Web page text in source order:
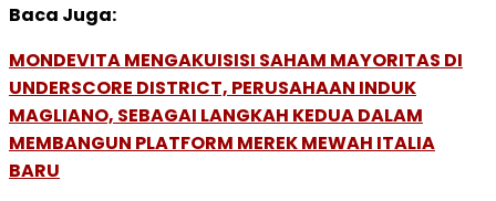
Baca Juga:
MONDEVITA MENGAKUISISI SAHAM MAYORITAS DI
UNDERSCORE DISTRICT, PERUSAHAAN INDUK
MAGLIANO, SEBAGAI LANGKAH KEDUA DALAM
MEMBANGUN PLATFORM MEREK MEWAH ITALIA
BARU